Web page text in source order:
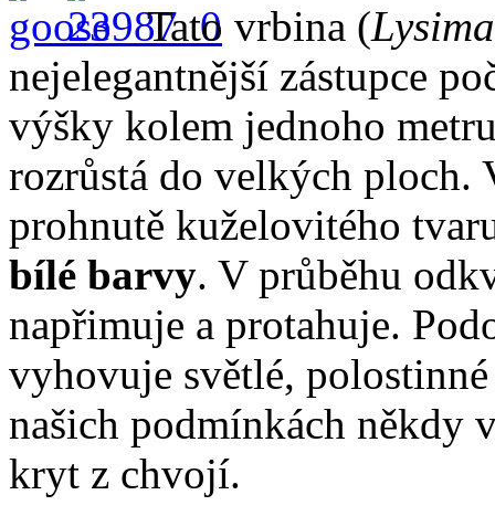
Tato vrbina (
nejelegantnější zástupce
výšky kolem jednoho
rozrůstá do velkých ploch.
prohnutě kuželovitého
bílé barvy. V průběhu
napřimuje a protahuje.
vyhovuje světlé,
našich podmínkách někdy
kryt z chvojí.